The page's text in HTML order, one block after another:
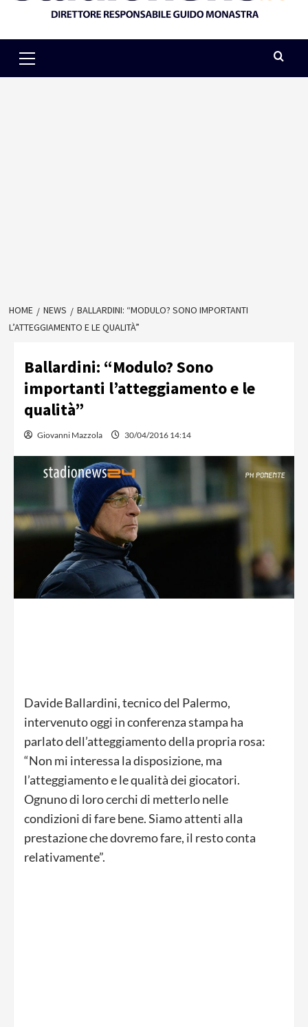
Menu
HOME NEWS
BALLARDINI: “MODULO? SONO IMPORTANTI
L’ATTEGGIAMENTO E LE QUALITÀ”
Ballardini: “Modulo? Sono
importanti l’atteggiamento e le
qualità”
Giovanni Mazzola 30/04/2016 14:14
Davide Ballardini, tecnico del Palermo,
intervenuto oggi in conferenza stampa ha
parlato dell’atteggiamento della propria rosa:
“Non mi interessa la disposizione, ma
l’atteggiamento e le qualità dei giocatori.
Ognuno di loro cerchi di metterlo nelle
condizioni di fare bene. Siamo attenti alla
prestazione che dovremo fare, il resto conta
relativamente”.